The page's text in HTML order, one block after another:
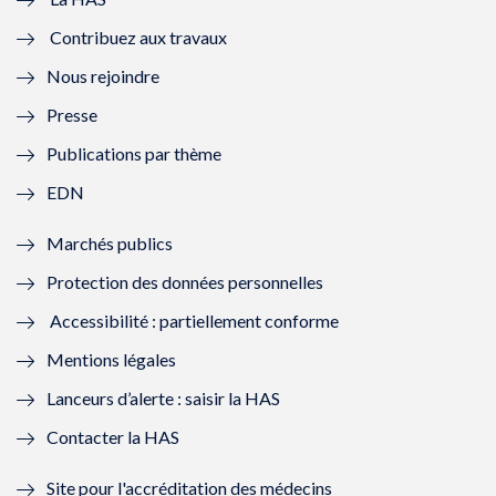
l
l
f
n
ê
t
r
e
)
e
e
n
ê
r
ê
t
e
ê
Contribuez aux travaux
Nous rejoindre
Presse
Publications par thème
EDN
Marchés publics
Protection des données personnelles
Accessibilité : partiellement conforme
Mentions légales
Lanceurs d’alerte : saisir la HAS
Contacter la HAS
Site pour l'accréditation des médecins